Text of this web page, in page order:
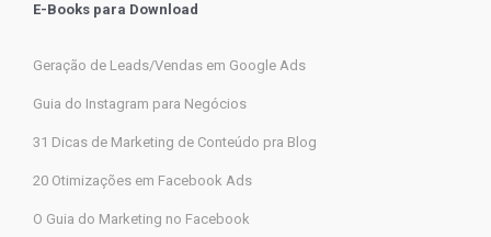
E-Books para Download
Geração de Leads/Vendas em Google Ads
Guia do Instagram para Negócios
31 Dicas de Marketing de Conteúdo pra Blog
20 Otimizações em Facebook Ads
O Guia do Marketing no Facebook